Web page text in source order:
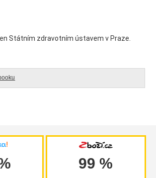
Státním zdravotním ústavem v Praze.
99 %